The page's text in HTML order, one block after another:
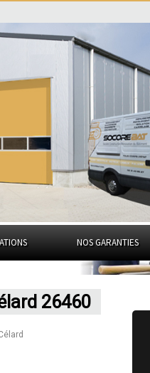
NOS GARANTIES
26460